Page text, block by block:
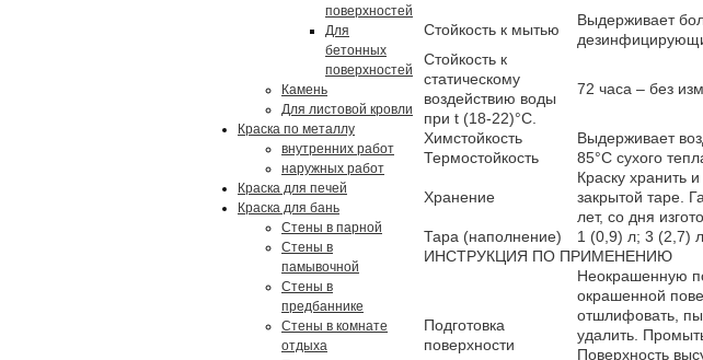
поверхностей
Для
бетонных
поверхностей
Камень
Для листовой кровли
Краска по металлу
внутренних работ
наружных работ
Краска для печей
Краска для бань
Стены в парной
Стены в
памывочной
Стены в
предбаннике
Стены в комнате
отдыха
Стойкость к мытью
Выдерживает
Стойкость к
статическому
воздействию воды
при t (18-22)°C.
72 часа – без
Химстойкость
Выдерживает
Термостойкость
85°С сухого
Хранение
Краску хранить
закрытой таре.
лет, со дня
Тара (наполнение)
1 (0,9) л; 3 (2,7)
ИНСТРУКЦИЯ ПО ПРИМЕНЕНИЮ
Подготовка
поверхности
Неокрашенную
окрашенной
отшлифовать,
удалить.
Поверхность